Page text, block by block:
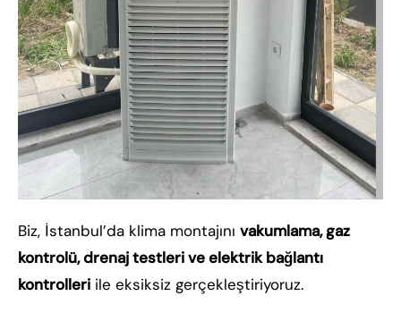
Biz, İstanbul’da klima montajını vakumlama, gaz
kontrolü, drenaj testleri ve elektrik bağlantı
kontrolleri ile eksiksiz gerçekleştiriyoruz.